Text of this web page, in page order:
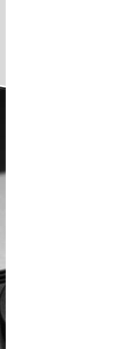
ustawienia
W dowolnym momencie
funkcjonowania
korzystanie z